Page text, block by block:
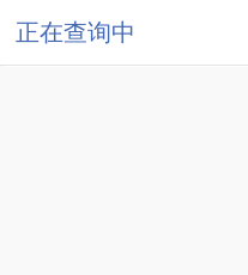
正在查询中